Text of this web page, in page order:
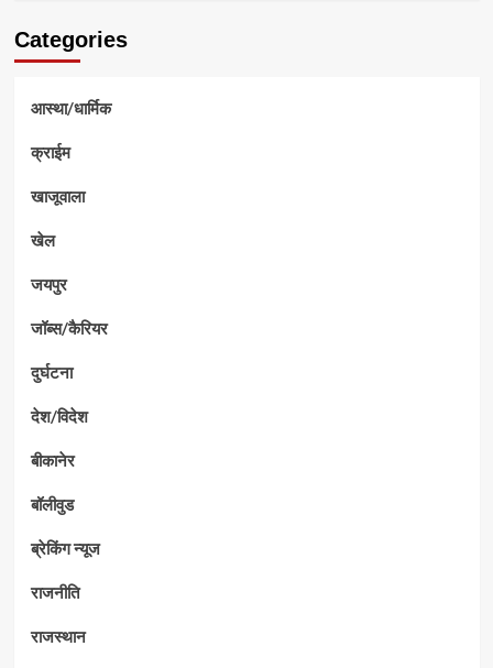
Categories
आस्था/धार्मिक
क्राईम
खाजूवाला
खेल
जयपुर
जॉब्स/कैरियर
दुर्घटना
देश/विदेश
बीकानेर
बॉलीवुड
ब्रेकिंग न्यूज
राजनीति
राजस्थान